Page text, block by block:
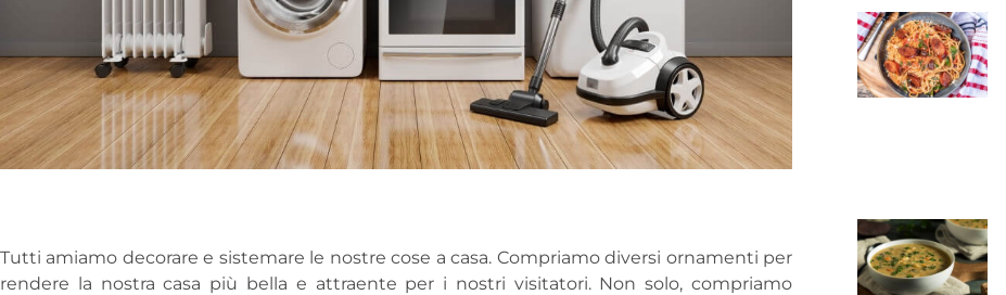
Tutti amiamo decorare e sistemare le nostre cose a casa. Compriamo diversi ornamenti per
rendere la nostra casa più bella e attraente per i nostri visitatori. Non solo, compriamo